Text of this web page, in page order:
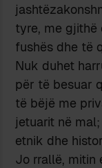
tyre, me gjithë
fushës dhe të
Nuk duhet
për të besuar
të bëjë me
jetuarit në
etnik dhe
Jo rrallë, mitin